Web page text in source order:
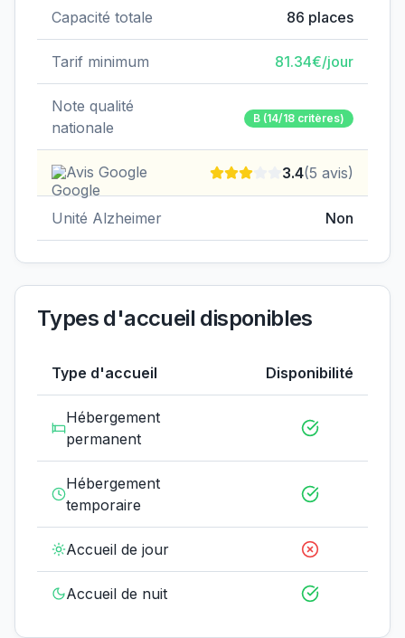
Capacité totale 86 places
Tarif minimum 81.34€/jour
Note qualité
nationale
B (14/18 critères)
Avis Google 3.4(5 avis)
Unité Alzheimer Non
Types d'accueil disponibles
Type d'accueil Disponibilité
Hébergement
permanent
Hébergement
temporaire
Accueil de jour
Accueil de nuit